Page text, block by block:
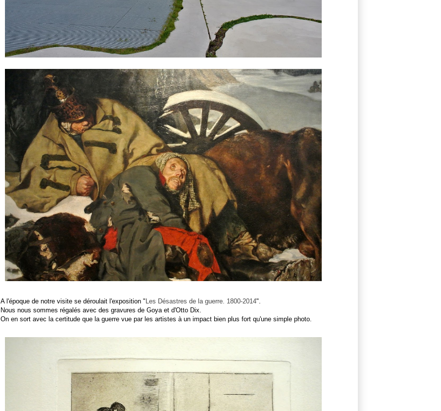
A l'époque de notre visite se déroulait l'exposition " Les Désastres de la guerre. 1800-2014".
Nous nous sommes régalés avec des gravures de Goya et d'Otto Dix.
On en sort avec la certitude que la guerre vue par les artistes à un impact bien plus fort qu'une simple photo.